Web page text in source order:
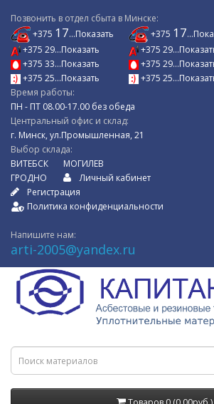
Позвонить в отдел сбыта в Минске:
+375 17...Показать
+375 29...Показать
+375 33...Показать
+375 25...Показать
+375 17
+375
+375
+375
Время работы:
ПН - ПТ 08.00-17.00 без обеда
Центральный офис и склад:
г. Минск, ул.Промышленная, 21
Выбор склада:
ВИТЕБСК
ГРОДНО
МОГИЛЕВ
Личный кабинет
Регистрация
Политика конфиденциальности
Напишите нам:
arti-2005@yandex.ru